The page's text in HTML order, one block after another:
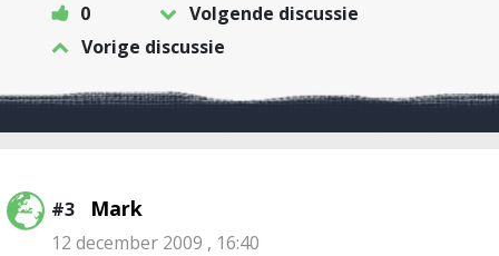
0
Volgende discussie
Vorige discussie
#3 Mark
12 december 2009 , 16:40